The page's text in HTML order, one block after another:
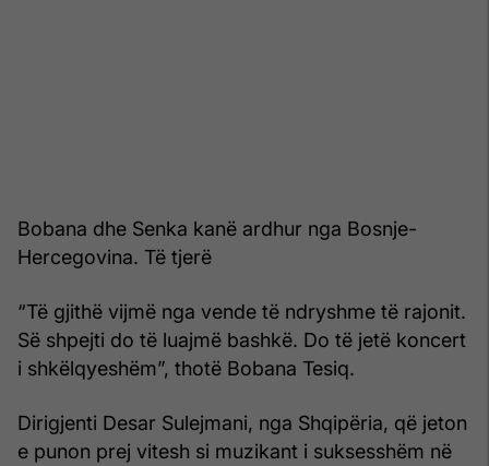
Bobana dhe Senka kanë ardhur nga Bosnje-
Hercegovina. Të tjerë
“Të gjithë vijmë nga vende të ndryshme të rajonit.
Së shpejti do të luajmë bashkë. Do të jetë koncert
i shkëlqyeshëm”, thotë Bobana Tesiq.
Dirigjenti Desar Sulejmani, nga Shqipëria, që jeton
e punon prej vitesh si muzikant i suksesshëm në